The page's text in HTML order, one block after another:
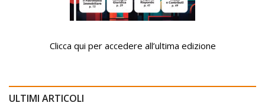
Clicca qui per accedere all’ultima edizione
ULTIMI ARTICOLI